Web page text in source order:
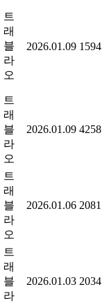
트
래
블
라
오
2026.01.09 1594
트
래
블
라
오
2026.01.09 4258
트
래
블
라
오
2026.01.06 2081
트
래
블
라
2026.01.03 2034